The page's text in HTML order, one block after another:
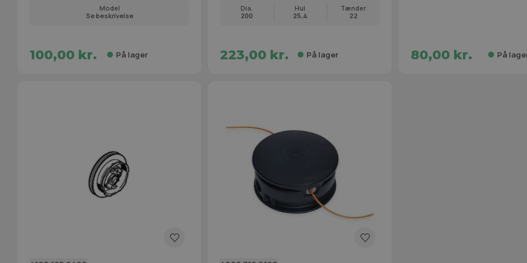
Model
Se beskrivelse
100,00 kr. På lager
Dia.
200
Hul
25,4
Tænder
22
223,00 kr. På lager 80,00 kr. På